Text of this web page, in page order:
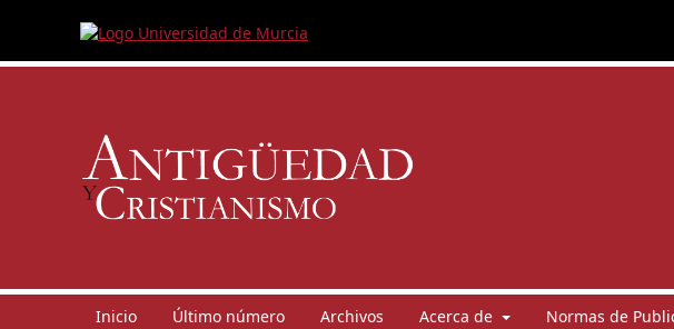
Inicio Último número Archivos Acerca de Normas de